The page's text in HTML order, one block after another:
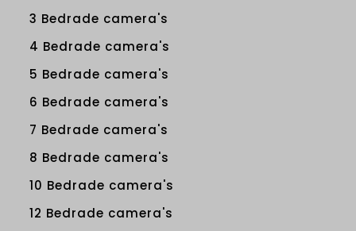
3 Bedrade camera's
4 Bedrade camera's
5 Bedrade camera's
6 Bedrade camera's
7 Bedrade camera's
8 Bedrade camera's
10 Bedrade camera's
12 Bedrade camera's